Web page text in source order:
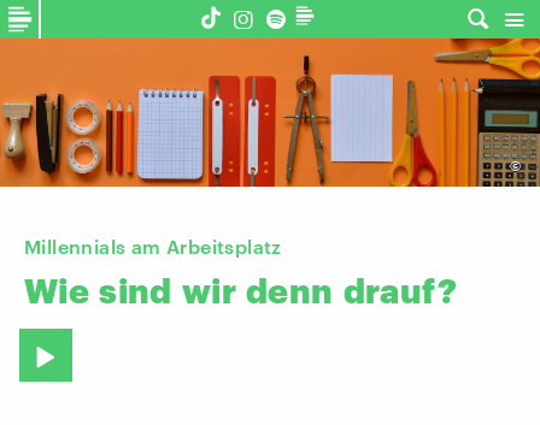
©
Millennials am Arbeitsplatz
Wie sind wir denn drauf?